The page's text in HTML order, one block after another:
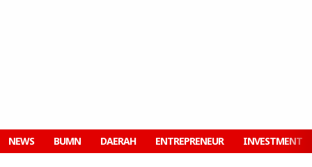
NEWS BUMN DAERAH ENTREPRENEUR INVESTMENT